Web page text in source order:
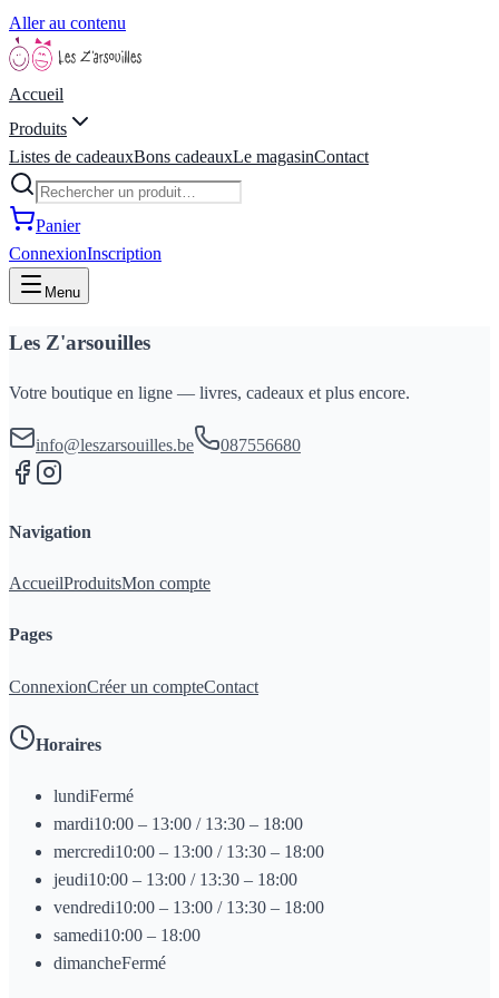
Aller au contenu
Accueil
Produits
Listes de cadeauxBons cadeauxLe magasinContact
Panier
ConnexionInscription
Menu
Les Z'arsouilles
Votre boutique en ligne — livres, cadeaux et plus encore.
info@leszarsouilles.be 087556680
Navigation
AccueilProduitsMon compte
Pages
ConnexionCréer un compteContact
Horaires
lundiFermé
mardi10:00 – 13:00 / 13:30 – 18:00
mercredi10:00 – 13:00 / 13:30 – 18:00
jeudi10:00 – 13:00 / 13:30 – 18:00
vendredi10:00 – 13:00 / 13:30 – 18:00
samedi10:00 – 18:00
dimancheFermé